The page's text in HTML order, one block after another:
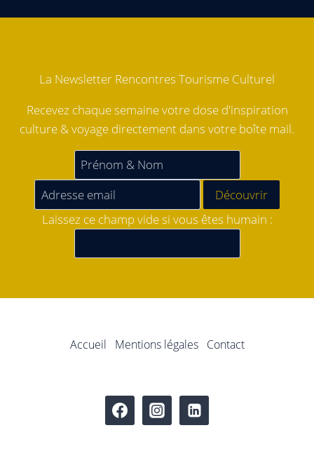
La Newsletter Rencontres Tourisme Culturel
Recevez chaque semaine votre dose d'inspiration
culture & voyage directement dans votre boîte mail.
Laissez ce champ vide si vous êtes humain :
Accueil Mentions légales Contact